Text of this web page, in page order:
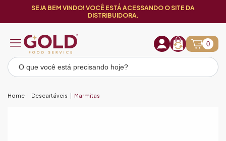
SEJA BEM VINDO! VOCÊ ESTÁ ACESSANDO O SITE DA
DISTRIBUIDORA.
0
Home Descartáveis Marmitas